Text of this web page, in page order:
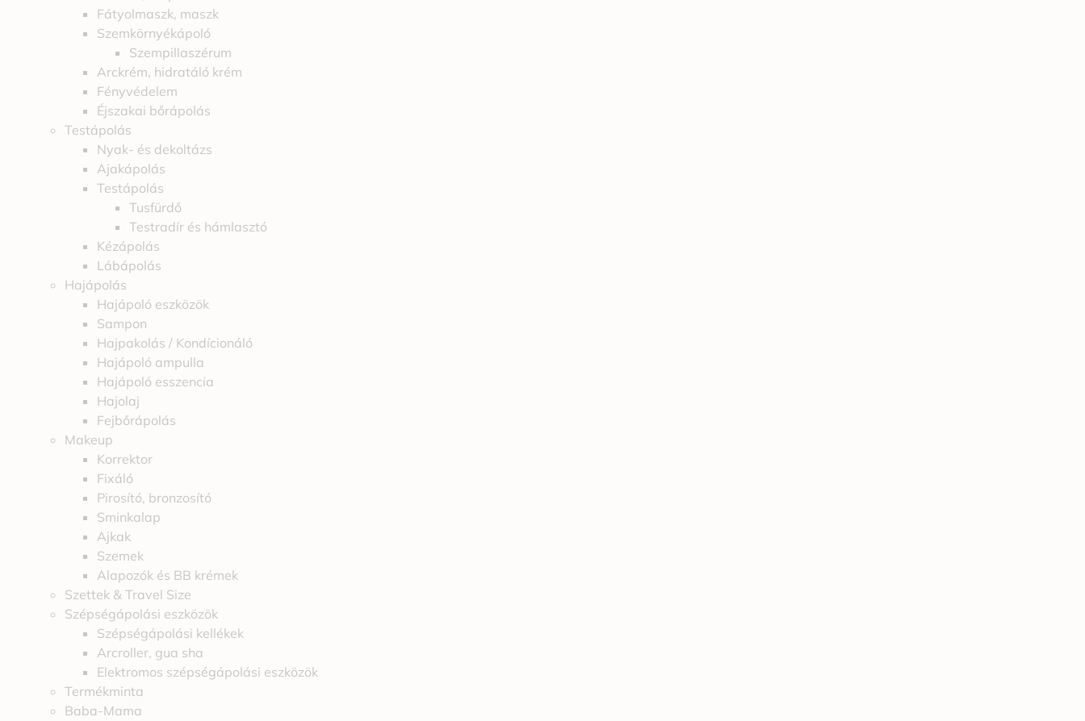
Fátyolmaszk, maszk
Szemkörnyékápoló
Szempillaszérum
Arckrém, hidratáló krém
Fényvédelem
Éjszakai bőrápolás
Testápolás
Nyak- és dekoltázs
Ajakápolás
Testápolás
Tusfürdő
Testradír és hámlasztó
Kézápolás
Lábápolás
Hajápolás
Hajápoló eszközök
Sampon
Hajpakolás / Kondícionáló
Hajápoló ampulla
Hajápoló esszencia
Hajolaj
Fejbőrápolás
Makeup
Korrektor
Fixáló
Pirosító, bronzosító
Sminkalap
Ajkak
Szemek
Alapozók és BB krémek
Szettek & Travel Size
Szépségápolási eszközök
Szépségápolási kellékek
Arcroller, gua sha
Elektromos szépségápolási eszközök
Termékminta
Baba-Mama